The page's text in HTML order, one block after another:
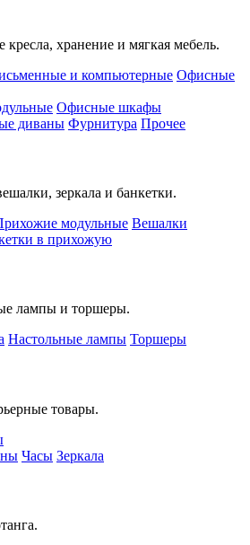
хранение и мягкая мебель.
и компьютерные Офисные
Офисные шкафы
диваны Фурнитура Прочее
зеркала и банкетки.
модульные Вешалки
в прихожую
лампы и торшеры.
Настольные лампы Торшеры
товары.
Часы Зеркала